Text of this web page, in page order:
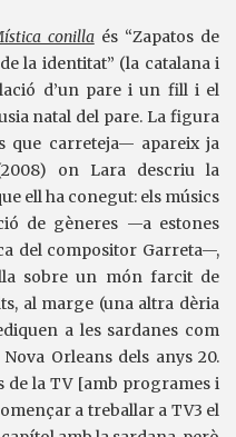
conillaés “Zapatos de
la identitat” (la catalana i
d’un pare i un fill i el
natal del pare. La figura
que carreteja— apareix ja
on Lara descriu la
ell ha conegut: els músics
de gèneres —a estones
del compositor Garreta—,
sobre un món farcit de
al marge (una altra dèria
a les sardanes com
Orleans dels anys 20.
de la TV [amb programes i
a treballar a TV3 el